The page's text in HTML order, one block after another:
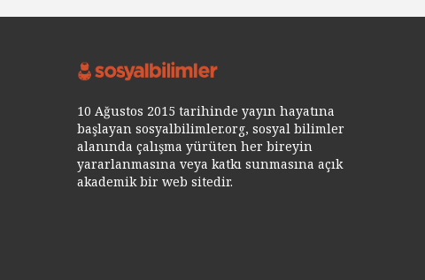
10 Ağustos 2015 tarihinde yayın hayatına
başlayan sosyalbilimler.org, sosyal bilimler
alanında çalışma yürüten her bireyin
yararlanmasına veya katkı sunmasına açık
akademik bir web sitedir.